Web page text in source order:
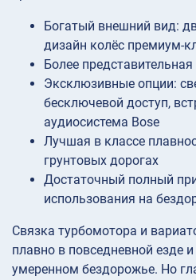
Богатый внешний вид:
дизайн колёс премиум-
Более
Эксклюзивные опции:
бесключевой доступ,
аудиосистема Bose
Лучшая в классе
грунтовых дорогах
Достаточный полный
использования на
Связка турбомотора и
плавно в повседневной езде
умеренном бездорожье. Но